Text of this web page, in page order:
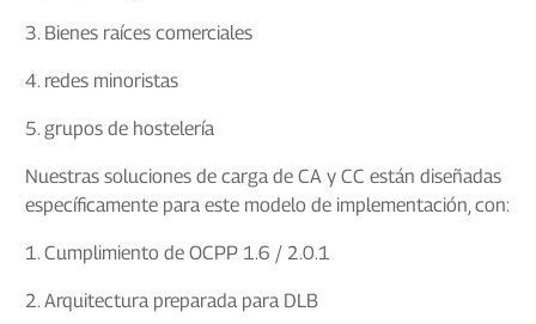
3. Bienes raíces comerciales
4. redes minoristas
5. grupos de hostelería
Nuestras soluciones de carga de CA y CC están diseñadas
específicamente para este modelo de implementación, con:
1. Cumplimiento de OCPP 1.6 / 2.0.1
2. Arquitectura preparada para DLB